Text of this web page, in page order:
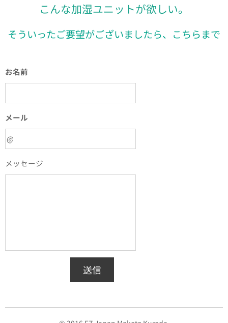
こんな加湿ユニットが欲しい。
そういったご要望がございましたら、こちらまで
お名前
メール
メッセージ
送信